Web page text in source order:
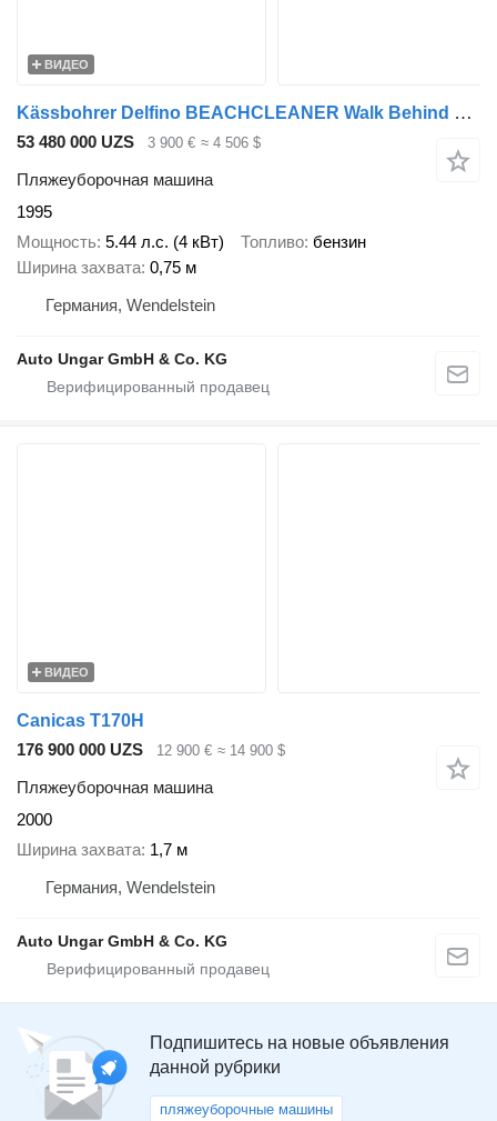
ВИДЕО
Kässbohrer Delfino BEACHCLEANER Walk Behind Strandreiniger Nolte Sandcleani
53 480 000 UZS 3 900 € ≈ 4 506 $
Пляжеуборочная машина
1995
Мощность 5.44 л.с. (4 кВт) Топливо бензин
Ширина захвата 0,75 м
Германия, Wendelstein
Auto Ungar GmbH & Co. KG
ВИДЕО
Canicas T170H
176 900 000 UZS
12 900 € ≈ 14 900 $
Пляжеуборочная машина
2000
Ширина захвата 1,7 м
Германия, Wendelstein
Auto Ungar GmbH & Co. KG
Подпишитесь на новые объявления
данной рубрики
пляжеуборочные машины